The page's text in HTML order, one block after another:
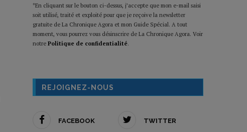
*En cliquant sur le bouton ci-dessus, j’accepte que mon e-mail saisi
soit utilisé, traité et exploité pour que je reçoive la newsletter
gratuite de La Chronique Agora et mon Guide Spécial. A tout
moment, vous pourrez vous désinscrire de La Chronique Agora. Voir
notre Politique de confidentialité.
REJOIGNEZ-NOUS
FACEBOOK TWITTER